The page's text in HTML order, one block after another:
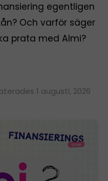
egentligen
Och varför säger
prata med Almi?
1 augusti, 2026